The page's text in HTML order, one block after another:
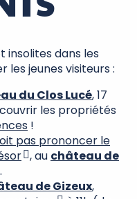
insolites dans les
les jeunes visiteurs :
du Clos Lucé, 17
les propriétés
!
pas prononcer le
, au château de
de Gizeux,